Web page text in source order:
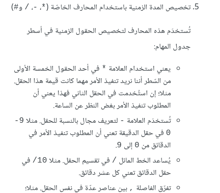
تخصيص المدة الزمنية باستخدام المحارف الخاصّة (*، -، / و#
)
تُستخدَم هذه المحارف لتخصيص الحقول الزمنية في أسطر
جدول المهام:
يعني استخدام العلامة * في أحد الحقول الخمسة الأولى
من السّطر أننا نريد تنفيذ الأمر مهما كانت قيمة هذا الحقل.
مثلا؛ إن استُخدمت في الحقل الثاني فهذا يعني أن
المطلوب تنفيذ الأمر بغض النظر عن الساعة.
تُستخدَم العلامة - لتعريف مجال بالنسبة للحقل. مثلا
9-
0 في حقل الدقيقة تعني أن المطلوب تنفيذ الأمر في
الدقائق من 0 إلى 9
.
يُساعد الخط المائل / في تقسيم الحقل. مثلا 10/
في
حقل الدقائق تعني كل عشر دقائق.
تفرّق الفاصلة , بين عناصر عدّة في نفس الحقل. مثلا؛